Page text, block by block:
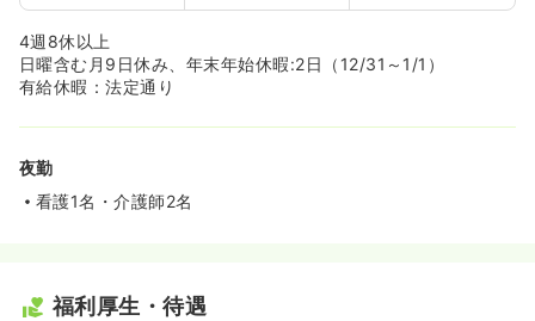
4週8休以上
日曜含む月9日休み、年末年始休暇:2日（12/31～1/1）
有給休暇：法定通り
夜勤
看護1名・介護師2名
福利厚生・待遇